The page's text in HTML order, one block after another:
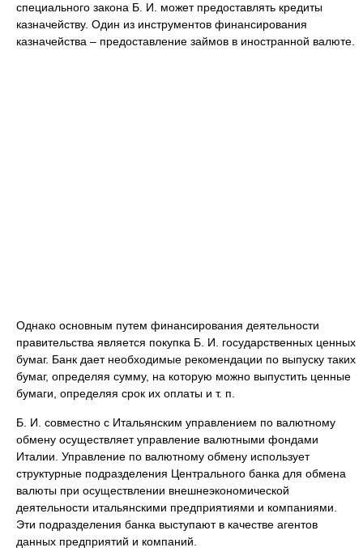
специального закона Б. И. может предоставлять кредиты
казначейству. Один из инструментов финансирования
казначейства – предоставление займов в иностранной валюте.
Однако основным путем финансирования деятельности
правительства является покупка Б. И. государственных ценных
бумаг. Банк дает необходимые рекомендации по выпуску таких
бумаг, определяя сумму, на которую можно выпустить ценные
бумаги, определяя срок их оплаты и т. п.
Б. И. совместно с Итальянским управлением по валютному
обмену осуществляет управление валютными фондами
Италии. Управление по валютному обмену использует
структурные подразделения Центрального банка для обмена
валюты при осуществлении внешнеэкономической
деятельности итальянскими предприятиями и компаниями.
Эти подразделения банка выступают в качестве агентов
данных предприятий и компаний.